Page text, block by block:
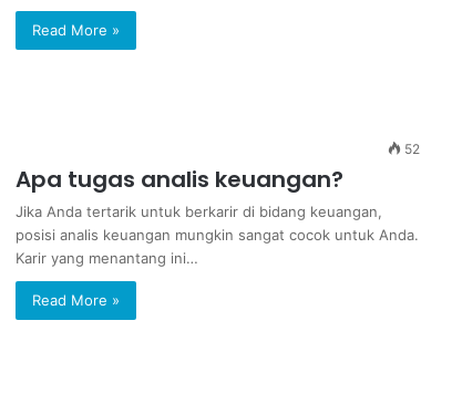
Read More »
52
Apa tugas analis keuangan?
Jika Anda tertarik untuk berkarir di bidang keuangan,
posisi analis keuangan mungkin sangat cocok untuk Anda.
Karir yang menantang ini…
Read More »